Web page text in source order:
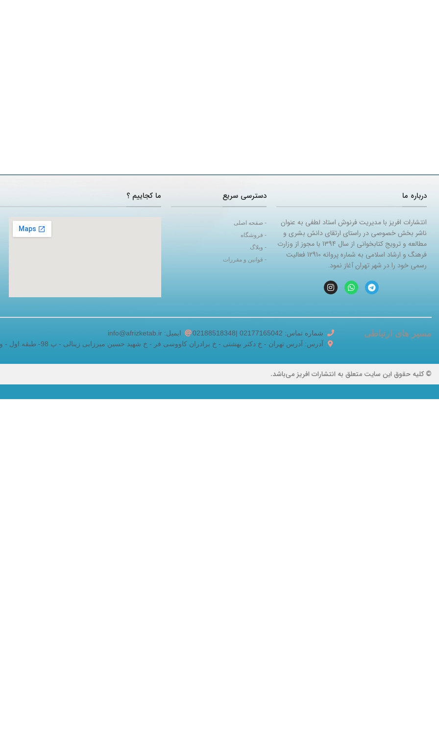
درباره ما
انتشارات افریز با مدیریت فرنوش استاد لطفی به عنوان
ناشر بخش خصوصی در راستای ارتقای دانش بشری و
مطالعه و ترویج کتابخوانی از سال 1394 با مجوز از وزارت
فرهنگ و ارشاد اسلامی به شماره پروانه 12910 فعالیت
رسمی خود را در شهر تهران آغاز نمود.
دسترسی سریع
- صفحه اصلی
- فروشگاه
- وبلاگ
- قوانین و مقررات
ما کجاییم ؟
مسیر های ارتباطی شماره تماس: 02177165042 |02188518348
ایمیل: info@afrizketab.ir
آدرس: آدرس تهران - خ دکتر بهشتی - خ برادران کاووسی فر - خ شهید حسین میرزایی زینالی - پ 98- طبقه اول - واحد 5
© کلیه حقوق این سایت متعلق به انتشارات افریز می‌باشد.